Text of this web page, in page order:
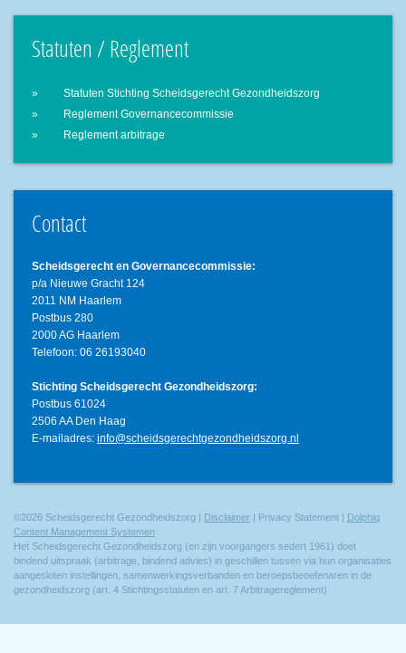
Statuten / Reglement
Statuten Stichting Scheidsgerecht Gezondheidszorg
Reglement Governancecommissie
Reglement arbitrage
Contact
Scheidsgerecht en Governancecommissie:
p/a Nieuwe Gracht 124
2011 NM Haarlem
Postbus 280
2000 AG Haarlem
Telefoon: 06 26193040
Stichting Scheidsgerecht Gezondheidszorg:
Postbus 61024
2506 AA Den Haag
E-mailadres: info@scheidsgerechtgezondheidszorg.nl
©2026 Scheidsgerecht Gezondheidszorg | Disclaimer | Privacy Statement | Dolphiq
Content Management Systemen
Het Scheidsgerecht Gezondheidszorg (en zijn voorgangers sedert 1961) doet
bindend uitspraak (arbitrage, bindend advies) in geschillen tussen via hun organisaties
aangesloten instellingen, samenwerkingsverbanden en beroepsbeoefenaren in de
gezondheidszorg (art. 4 Stichtingsstatuten en art. 7 Arbitragereglement).